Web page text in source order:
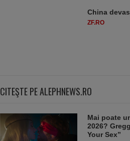
China
ZF.RO
CITEŞTE PE ALEPHNEWS.RO
Mai poate
2026?
Your Sex”